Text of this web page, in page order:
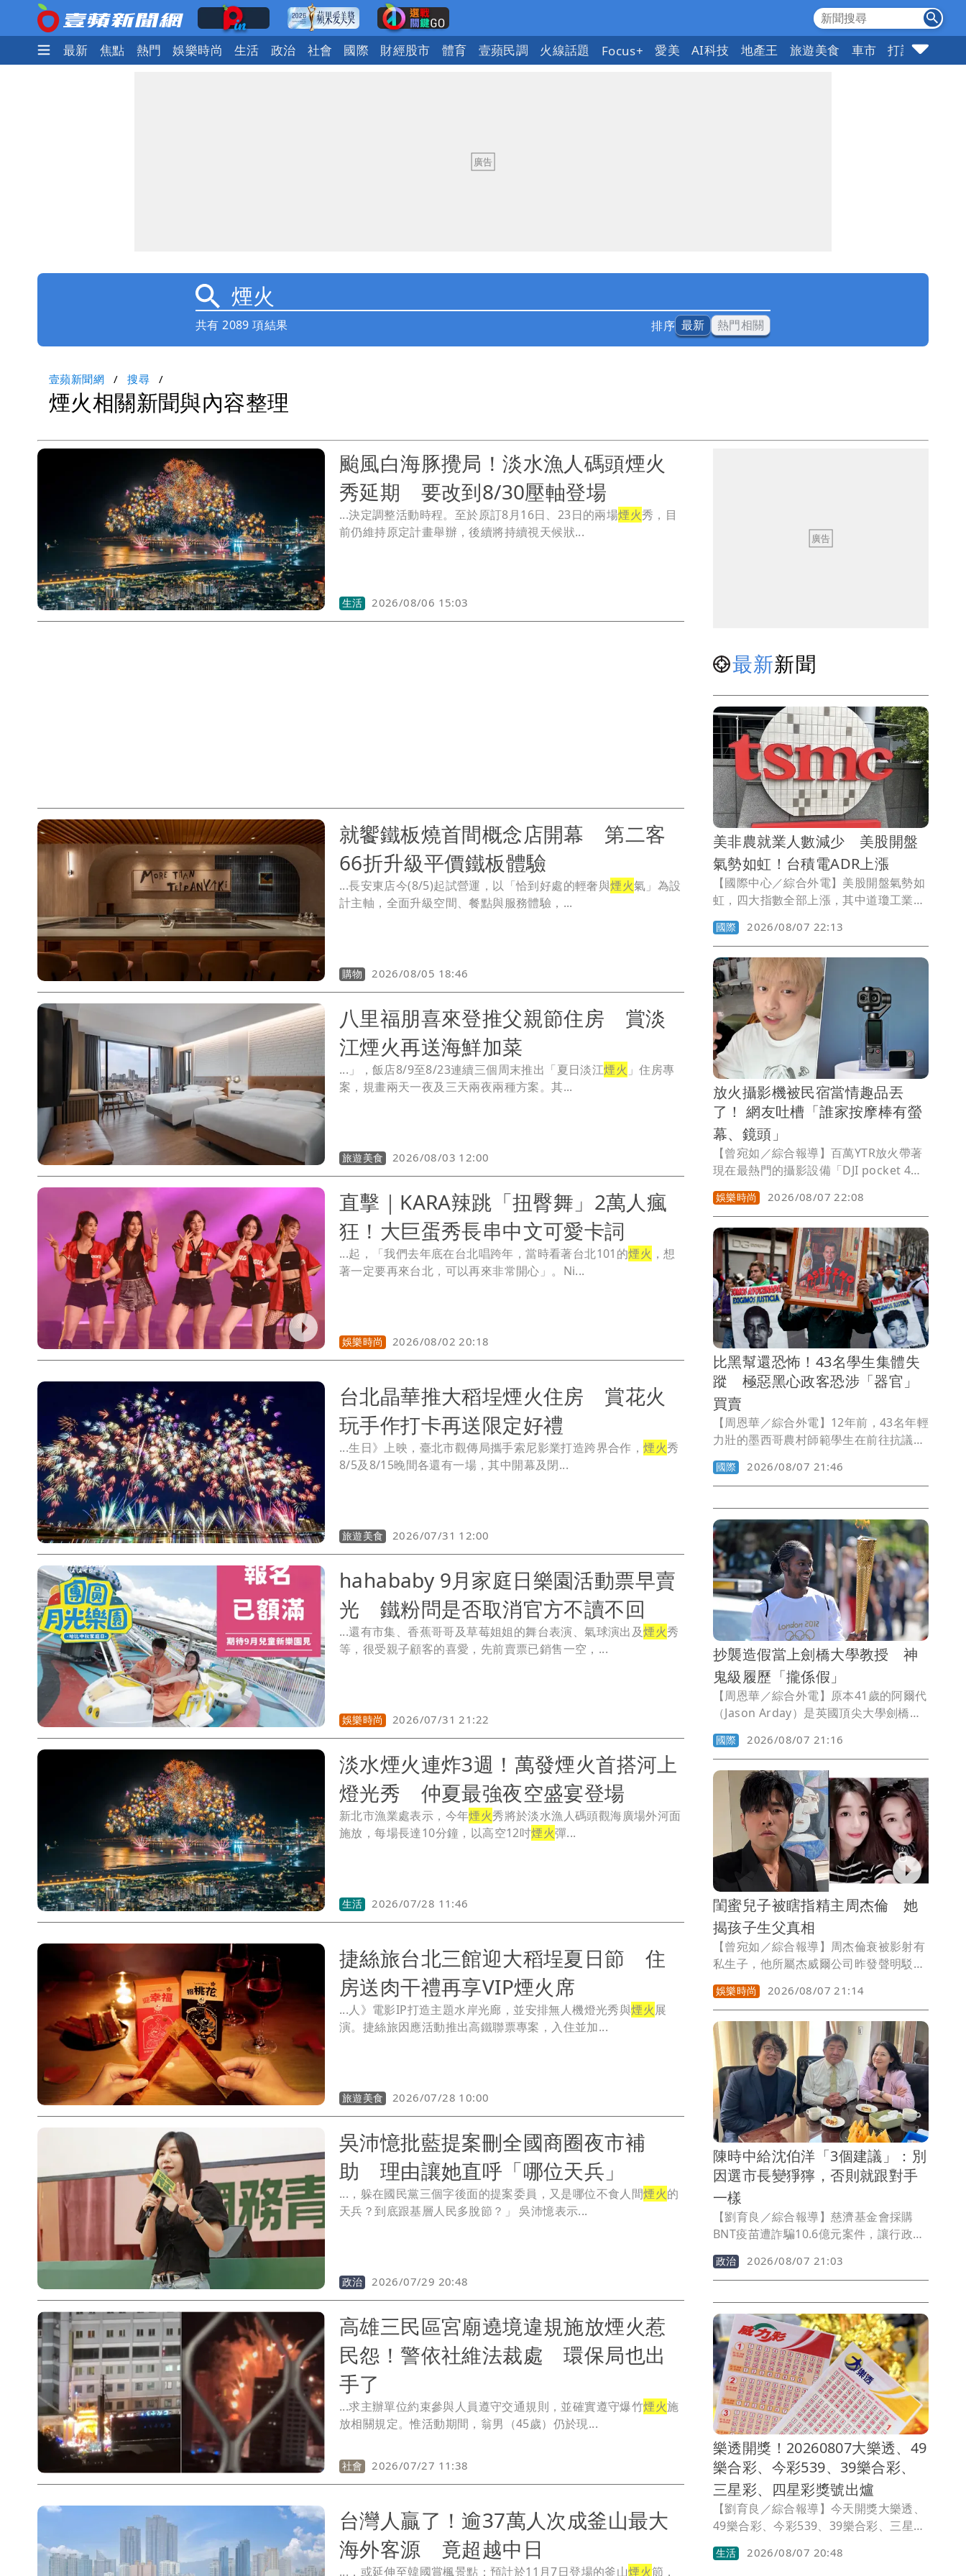
最新 焦點 熱門 娛樂時尚 生活 政治 社會 國際 財經股市 體育 壹蘋民調 火線話題 Focus+ 愛美 AI科技 地產王 旅遊美食 車市 打詐 指標企
共有 2089 項結果 排序 最新 熱門相關
壹蘋新聞網 搜尋
煙火相關新聞與內容整理
颱風白海豚攪局！淡水漁人碼頭煙火
秀延期 要改到8/30壓軸登場
...決定調整活動時程。至於原訂8月16日、23日的兩場煙火秀，目
前仍維持原定計畫舉辦，後續將持續視天候狀...
生活 2026/08/06 15:03
就饗鐵板燒首間概念店開幕 第二客
66折升級平價鐵板體驗
...長安東店今(8/5)起試營運，以「恰到好處的輕奢與煙火氣」為設
計主軸，全面升級空間、餐點與服務體驗，...
購物 2026/08/05 18:46
八里福朋喜來登推父親節住房 賞淡
江煙火再送海鮮加菜
...」，飯店8/9至8/23連續三個周末推出「夏日淡江煙火 」住房專
案，規畫兩天一夜及三天兩夜兩種方案。其...
旅遊美食 2026/08/03 12:00
直擊｜KARA辣跳「扭臀舞」2萬人瘋
狂！大巨蛋秀長串中文可愛卡詞
...起，「我們去年底在台北唱跨年，當時看著台北101的煙火 ，想
著一定要再來台北，可以再來非常開心」。Ni...
娛樂時尚 2026/08/02 20:18
台北晶華推大稻埕煙火住房 賞花火
玩手作打卡再送限定好禮
...生日》上映，臺北市觀傳局攜手索尼影業打造跨界合作，煙火秀
8/5及8/15晚間各還有一場，其中開幕及閉...
旅遊美食 2026/07/31 12:00
hahababy 9月家庭日樂園活動票早賣
光 鐵粉問是否取消官方不讀不回
...還有市集、香蕉哥哥及草莓姐姐的舞台表演、氣球演出及煙火秀
等，很受親子顧客的喜愛，先前賣票已銷售一空，...
娛樂時尚 2026/07/31 21:22
淡水煙火連炸3週！萬發煙火首搭河上
燈光秀 仲夏最強夜空盛宴登場
新北市漁業處表示，今年煙火秀將於淡水漁人碼頭觀海廣場外河面
施放，每場長達10分鐘，以高空12吋煙火彈...
生活 2026/07/28 11:46
捷絲旅台北三館迎大稻埕夏日節 住
房送肉干禮再享VIP煙火席
...人》電影IP打造主題水岸光廊，並安排無人機燈光秀與煙火展
演。捷絲旅因應活動推出高鐵聯票專案，入住並加...
旅遊美食 2026/07/28 10:00
吳沛憶批藍提案刪全國商圈夜市補
助 理由讓她直呼「哪位天兵」
...，躲在國民黨三個字後面的提案委員，又是哪位不食人間煙火的
天兵？到底跟基層人民多脫節？」 吳沛憶表示...
政治 2026/07/29 20:48
高雄三民區宮廟遶境違規施放煙火惹
民怨！警依社維法裁處 環保局也出
手了
...求主辦單位約束參與人員遵守交通規則，並確實遵守爆竹煙火施
放相關規定。惟活動期間，翁男（45歲）仍於現...
社會 2026/07/27 11:38
台灣人贏了！逾37萬人次成釜山最大
海外客源 竟超越中日
...，或延伸至韓國賞楓景點；預計於11月7日登場的釜山煙火節，
最新新聞
美非農就業人數減少 美股開盤
氣勢如虹！台積電ADR上漲
【國際中心／綜合外電】美股開盤氣勢如
虹，四大指數全部上漲，其中道瓊工業指
數上漲123.93點、標普500指數上漲
29.72點、那斯達克指數上漲225.08點、
費城半導體指數上漲315.88點。在個股方
面，台積電ADR上漲3.07元或0.73％。
國際 2026/08/07 22:13
放火攝影機被民宿當情趣品丟
了！ 網友吐槽「誰家按摩棒有螢
幕、鏡頭」
【曾宛如／綜合報導】百萬YTR放火帶著
現在最熱門的攝影設備「DJI pocket 4
pro」去澎湖玩並拍片，不料忘在民宿
裡，因為素材都在裡面，他崩潰大哭，覺
得沒辦法呼吸，致電民宿確定被工作人員
當成垃圾丟掉了，他一度衝去有50噸垃圾
的集中地翻找，但最後還是沒找到，他與
民宿老闆已談妥賠償條件，但民宿清潔人
員聲稱「以為相機是按摩棒才丟」，網友
吐槽覺得難以置信，「誰家按摩棒會有螢
幕跟鏡頭」、「就算是按摩棒也不該擅自
扔掉客人物品」。
娛樂時尚 2026/08/07 22:08
比黑幫還恐怖！43名學生集體失
蹤 極惡黑心政客恐涉「器官」
買賣
【周恩華／綜合外電】12年前，43名年輕
力壯的墨西哥農村師範學生在前往抗議政
府貪腐無能的途中，遭到警察攔下，警方
當場打死了6名目擊者，至於這43名學生
則被帶走後就此失蹤。12年來，學生家長
苦尋不果，甚至有人向勢力龐大的黑幫詢
問，是否涉及器官買賣，但黑幫堅決否
認。墨西哥當局今天逮捕時任州長阿基
瑞，並指控涉及當時「國家機器」的政、
軍、警聯合犯罪。
國際 2026/08/07 21:46
抄襲造假當上劍橋大學教授 神
鬼級履歷「攏係假」
【周恩華／綜合外電】原本41歲的阿爾代
（Jason Arday）是英國頂尖大學劍橋大
學的最年輕黑人教授，不但發表過多篇學
術論文，還聲稱創下35天跑完30場馬拉松
的驚人紀錄，更被視為黑人突破學術隱形
天花板的典範。不過，在一件件論文被揭
發涉及抄襲，以及過往的任教紀錄遭質疑
後，阿爾代在5日辭去劍橋大學的教職。
國際 2026/08/07 21:16
閨蜜兒子被瞎指精主周杰倫 她
揭孩子生父真相
【曾宛如／綜合報導】周杰倫衰被影射有
私生子，他所屬杰威爾公司昨發聲明駁斥
不實傳聞，而傳聞中的女主角劉若雪是女
股東，她今也委託律師發聲明闢謠，而閨
蜜Amy姐早她一步出聲，直指傳聞中的私
生子「親爹在西安，可別瞎造謠了」。
娛樂時尚 2026/08/07 21:14
陳時中給沈伯洋「3個建議」：別
因選市長變猙獰，否則就跟對手
一樣
【劉育良／綜合報導】慈濟基金會採購
BNT疫苗遭詐騙10.6億元案件，讓行政院
政務委員陳時中再次成為話題人物，民進
黨台北市長參選人沈伯洋的競選總幹事、
綠委吳思瑤揭露，陳時中正是沈伯洋請益
市政的第一位，他以過來人的身分給了沈
伯洋幾個叮嚀，他提醒沈伯洋「不要因為
選舉讓自己變得猙獰了，那就跟對手一樣
了。」
政治 2026/08/07 21:03
樂透開獎！20260807大樂透、49
樂合彩、今彩539、39樂合彩、
三星彩、四星彩獎號出爐
【劉育良／綜合報導】今天開獎大樂透、
49樂合彩、今彩539、39樂合彩、三星
彩、四星彩。獎號如有誤植，請以開獎單
位公告為準。
生活 2026/08/07 20:48